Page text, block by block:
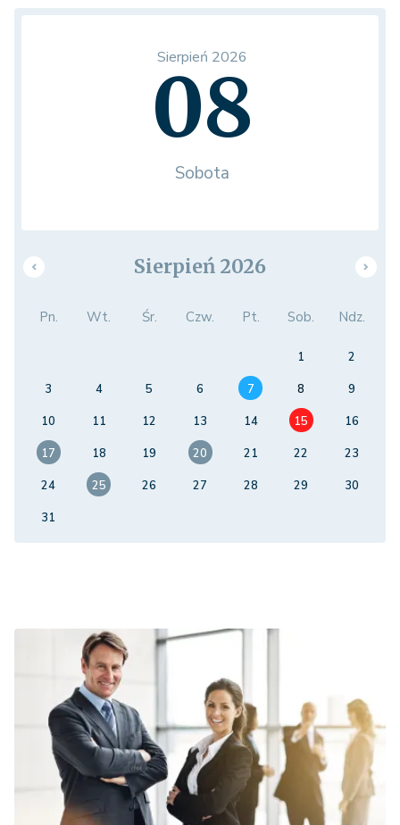
Sierpień 2026
08
Sobota
Sierpień 2026
Pn. Wt. Śr. Czw. Pt. Sob. Ndz.
1
2
3
4 5 6 7 8
9
10
11 12 13 14 15
16
17
18 19 20 21 22
23
24
25 26 27 28 29
30
31